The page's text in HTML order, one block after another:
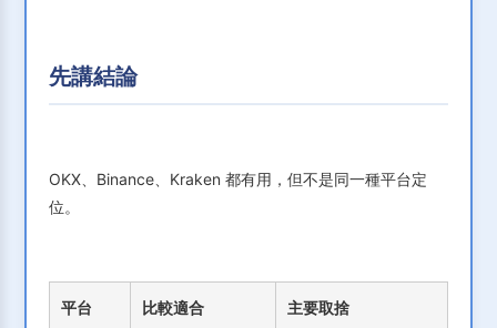
先講結論
OKX、Binance、Kraken 都有用，但不是同一種平台定
位。
平台 比較適合 主要取捨